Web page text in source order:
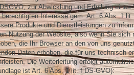
zur Abwicklung und Erfüllung
Interesse gem. Art. 6 Abs. 1
Produkte und Dienstleistungen zu
Nutzung der Website, also wenn Sie
die Ihr Browser an den von uns
Daten erhoben, die für uns technisch
Die Weiterleitung erfolgt
ist Art. 6 Abs. 1 lit. f DS-GVO):